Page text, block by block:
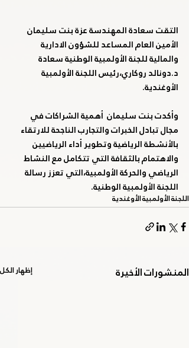
التقت سعادة المهندسة عزة بنت سليمان
الأمين العام المساعد للشؤون الادارية
والمالية للجنة الأولمبية الوطنية سعادة
د.دونالد روكاري،رئيس اللجنة الأولمبية
الأوغندية.
وأكدت بنت سليمان  أهمية الشراكات في
مجال تبادل الخبرات والتجارب الناجحة للارتقاء
بالأنشطة الرياضية وتطوير أداء الرياضيين
والاهتمام بالثقافة التي تتكامل مع النشاط
الرياضي والحركة الأولمبية،التي تعزز رسالة
اللجنة الأولمبية الوطنية.
اللجنة الأولمبية الأوغندية
المنشورات الأخيرة إظهار الكل